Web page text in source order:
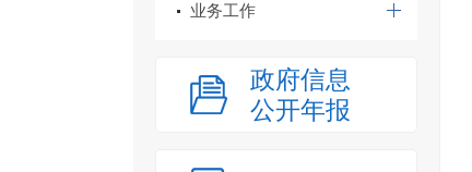
业务工作
政府信息
公开年报